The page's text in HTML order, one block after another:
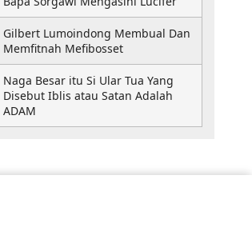
Gilbert Lumoindong Membual Dan
Memfitnah Mefibosset
Naga Besar itu Si Ular Tua Yang
Disebut Iblis atau Satan Adalah
ADAM